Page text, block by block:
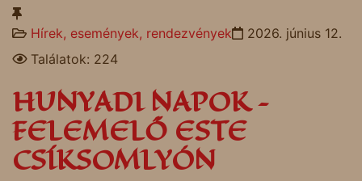
Hírek, események, rendezvények
2026. június 12.
Találatok: 224
HUNYADI NAPOK –
FELEMELŐ ESTE
CSÍKSOMLYÓN